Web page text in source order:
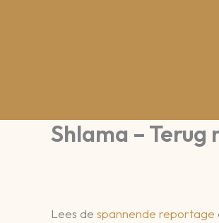
Shlama – Terug
Lees de spannende reportage